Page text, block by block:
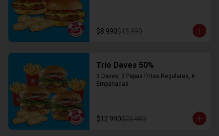
$8.990$15.990
Trio Daves 50%
3 Daves, 3 Papas Fritas Regulares, 6
Empanadas
$12.990$25.980